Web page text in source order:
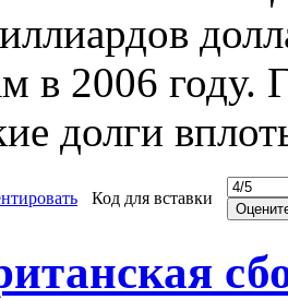
в 2006 году.
долги
Код для вставки